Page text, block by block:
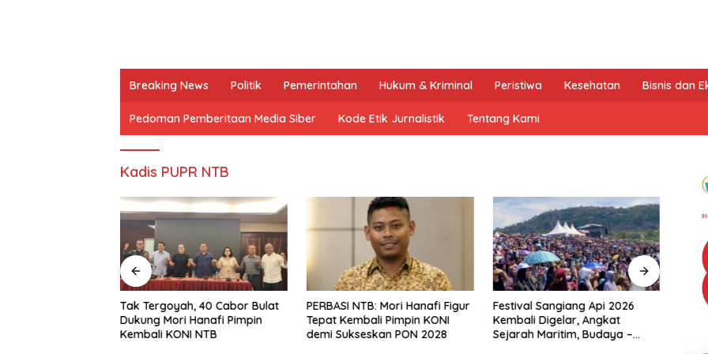
Breaking News Politik Pemerintahan Hukum & Kriminal Peristiwa Kesehatan Bisnis dan
Pedoman Pemberitaan Media Siber Kode Etik Jurnalistik Tentang Kami
Kadis PUPR NTB
Tak Tergoyah, 40 Cabor Bulat
Dukung Mori Hanafi Pimpin
Kembali KONI NTB
PERBASI NTB: Mori Hanafi Figur
Tepat Kembali Pimpin KONI
demi Sukseskan PON 2028
Festival Sangiang Api 2026
Kembali Digelar, Angkat
Sejarah Maritim, Budaya –